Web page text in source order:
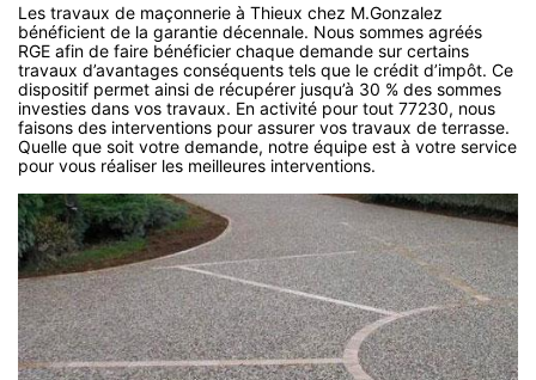
Les travaux de maçonnerie à Thieux chez M.Gonzalez
bénéficient de la garantie décennale. Nous sommes agréés
RGE afin de faire bénéficier chaque demande sur certains
travaux d’avantages conséquents tels que le crédit d’impôt. Ce
dispositif permet ainsi de récupérer jusqu’à 30 % des sommes
investies dans vos travaux. En activité pour tout 77230, nous
faisons des interventions pour assurer vos travaux de terrasse.
Quelle que soit votre demande, notre équipe est à votre service
pour vous réaliser les meilleures interventions.